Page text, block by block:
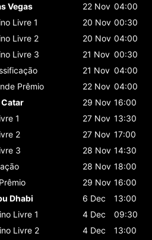
Vegas
22 Nov 04:00
Livre 1 20 Nov 00:30
Livre 2 20 Nov 04:00
Livre 3 21 Nov 00:30
21 Nov 04:00
Prêmio 22 Nov 04:00
Catar
29 Nov 16:00
1 27 Nov 13:30
2 27 Nov 17:00
3 28 Nov 14:30
28 Nov 18:00
29 Nov 16:00
Dhabi
6 Dec
13:00
Livre 1 4 Dec
09:30
Livre 2 4 Dec
13:00